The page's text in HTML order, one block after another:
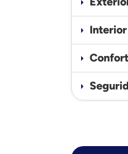
Interior
Confort